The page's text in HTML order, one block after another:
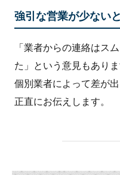
強引な営業が少ない
「業者からの連絡はス
た」という意見もあり
個別業者によって差が
正直にお伝えします。